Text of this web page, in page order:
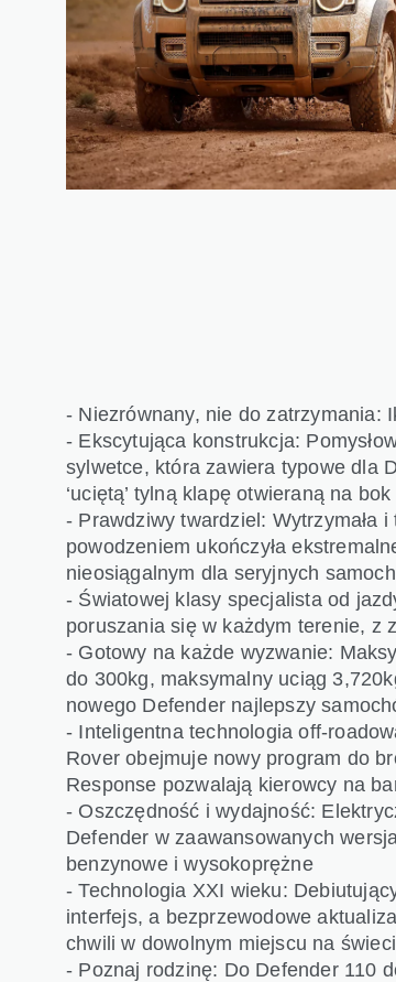
- Niezrównany, nie do zatrzymania:
- Ekscytująca konstrukcja:
sylwetce, która zawiera typowe dla
‘uciętą’ tylną klapę otwieraną na bok
- Prawdziwy twardziel: Wytrzymała
powodzeniem ukończyła
nieosiągalnym dla seryjnych
- Światowej klasy specjalista od
poruszania się w każdym terenie, z
- Gotowy na każde wyzwanie:
do 300kg, maksymalny uciąg
nowego Defender najlepszy
- Inteligentna technologia off-
Rover obejmuje nowy program do
Response pozwalają kierowcy na
- Oszczędność i wydajność:
Defender w zaawansowanych
benzynowe i wysokoprężne
- Technologia XXI wieku:
interfejs, a bezprzewodowe
chwili w dowolnym miejscu na
- Poznaj rodzinę: Do Defender 110